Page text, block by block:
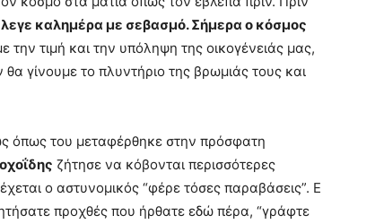
καλημέρα με σεβασμό. Σήμερα ο κόσμος
την τιμή και την υπόληψη της οικογένειάς μας,
γίνουμε το πλυντήριο της βρωμιάς τους και
όπως του μεταφέρθηκε στην πρόσφατη
ζήτησε να κόβονται περισσότερες
ο αστυνομικός “φέρε τόσες παραβάσεις”. Ε
προχθές που ήρθατε εδώ πέρα, “γράφτε